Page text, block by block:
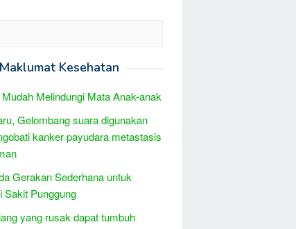
Maklumat Kesehatan
Melindungi Mata Anak-anak
Gelombang suara digunakan
kanker payudara metastasis
Gerakan Sederhana untuk
Sakit Punggung
yang rusak dapat tumbuh